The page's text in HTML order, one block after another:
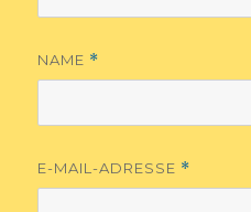
NAME *
E-MAIL-ADRESSE *